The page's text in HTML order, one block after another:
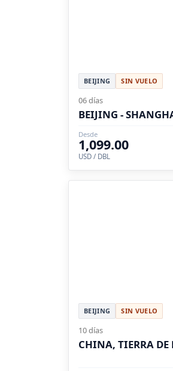
BEIJING SIN VUELO
06 días
BEIJING -
Desde
1,099.00
USD / DBL
BEIJING SIN VUELO
10 días
CHINA, TIERRA DE